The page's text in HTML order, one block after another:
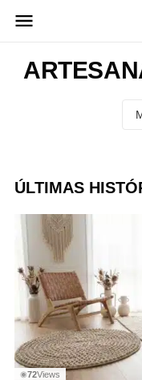
para
conteúdo
ÚLTIMAS
◉72Views